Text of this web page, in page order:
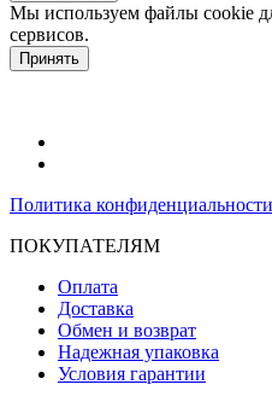
Мы используем файлы cookie
сервисов.
Принять
Политика конфиденциальности
ПОКУПАТЕЛЯМ
Оплата
Доставка
Обмен и возврат
Надежная упаковка
Условия гарантии